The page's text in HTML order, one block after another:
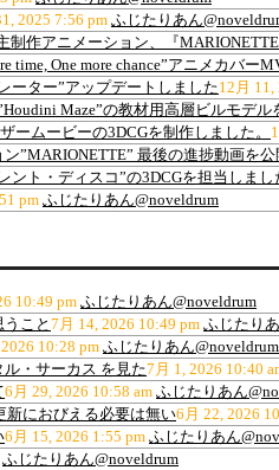
2025 7:56 pm ふじたりあん
制作アニメーション、『
time, One more chance”アニメカバー
ーター”アップデートしました12月 11,
Maze”の教材用高層ビルモデル
ームービーの3DCGを制作しました。
”MARIONETTE” 最後の進捗動画を公
ント・ディスコ”の3DCGを担当しまし
pmふじたりあん@noveldrum
10:49 pm ふじたりあん@noveldrum
こと7月 14, 2026 10:49 pm ふじたり
10:28 pm ふじたりあん@noveldrum
・サーカス を見た7月 1, 2026 10:40
6月 29, 2026 10:58 am ふじたりあん
新におびえる必要は無い6月 22, 2026
6月 15, 2026 1:55 pm ふじたりあん
ふじたりあん@noveldrum